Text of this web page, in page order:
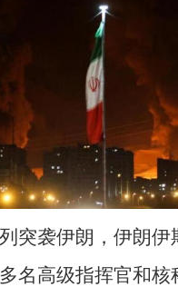
突袭伊朗，伊朗伊
名高级指挥官和核